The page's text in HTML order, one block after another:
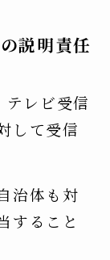
説明責任
レビ受信
して受信
治体も対
すること